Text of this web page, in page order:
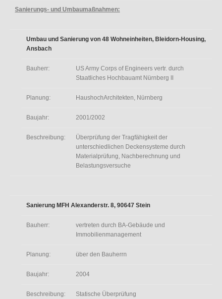
Sanierungs- und Umbaumaßnahmen:
Umbau und Sanierung von 48 Wohneinheiten, Bleidorn-Housing,
Ansbach
Bauherr:
US Army Corps of Engineers vertr. durch
Staatliches Hochbauamt Nürnberg II
Planung: HaushochArchitekten, Nürnberg
Baujahr: 2001/2002
Beschreibung:
Überprüfung der Tragfähigkeit der
unterschiedlichen Deckensysteme durch
Materialprüfung, Nachberechnung und
Belastungsversuche
Sanierung MFH Alexanderstr. 8, 90647 Stein
Bauherr:
vertreten durch BA-Gebäude und
Immobilienmanagement
Planung: über den Bauherrn
Baujahr: 2004
Beschreibung:
Statische Überprüfung